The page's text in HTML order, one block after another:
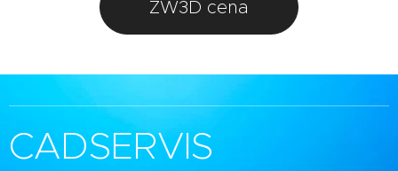
ZW3D cena
CADSERVIS